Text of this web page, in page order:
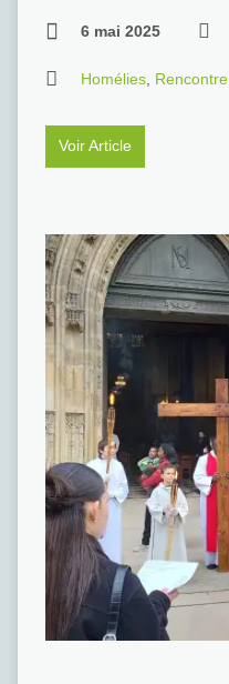
6 mai 2025
Homélies, Rencontre
Voir Article